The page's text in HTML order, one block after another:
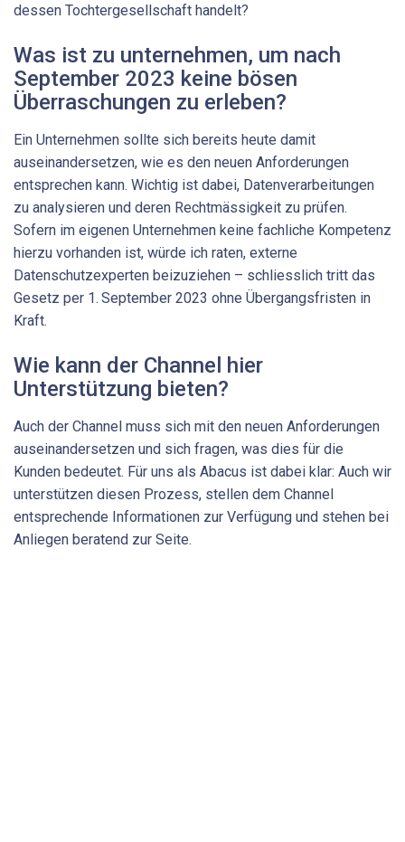
dessen Tochtergesellschaft handelt?
Was ist zu unternehmen, um nach
September 2023 keine ­bösen
Überraschungen zu erleben?
Ein Unternehmen sollte sich bereits heute damit
auseinandersetzen, wie es den neuen Anforderungen
entsprechen kann. Wichtig ist dabei, Datenverarbeitungen
zu analysieren und deren Rechtmässigkeit zu prüfen.
Sofern im eigenen Unternehmen keine fachliche Kompetenz
hierzu vorhanden ist, würde ich raten, externe
Datenschutzexperten beizuziehen – schliesslich tritt das
Gesetz per 1. September 2023 ­ohne Übergangsfristen in
Kraft.
Wie kann der Channel hier
Unterstützung bieten?
Auch der Channel muss sich mit den neuen Anforderungen
auseinandersetzen und sich fragen, was dies für die
Kunden bedeutet. Für uns als Abacus ist dabei klar: Auch wir
unterstützen diesen Prozess, stellen dem Channel
entsprechende Informationen zur Verfügung und stehen bei
Anliegen beratend zur Seite.